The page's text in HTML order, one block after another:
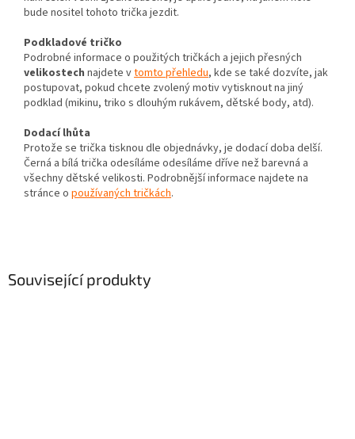
bude nositel tohoto trička jezdit.
Podkladové tričko
Podrobné informace o použitých tričkách a jejich přesných
velikostech najdete vtomto přehledu, kde se také dozvíte, jak
postupovat, pokud chcete zvolený motiv vytisknout na jiný
podklad (mikinu, triko s dlouhým rukávem, dětské body, atd).
Dodací lhůta
Protože se trička tisknou dle objednávky, je dodací doba delší.
Černá a bílá trička odesíláme odesíláme dříve než barevná a
všechny dětské velikosti. Podrobnější informace najdete na
stránce o používaných tričkách.
Související produkty